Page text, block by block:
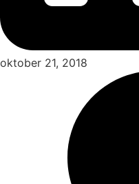
oktober 21, 2018